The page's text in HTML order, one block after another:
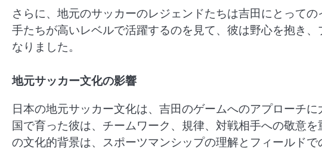
さらに、地元のサッカーのレジェンドたちは吉田にとって
手たちが高いレベルで活躍するのを見て、彼は野心を抱き
なりました。
地元サッカー文化の影響
日本の地元サッカー文化は、吉田のゲームへのアプローチ
国で育った彼は、チームワーク、規律、対戦相手への敬意
の文化的背景は、スポーツマンシップの理解とフィールドで